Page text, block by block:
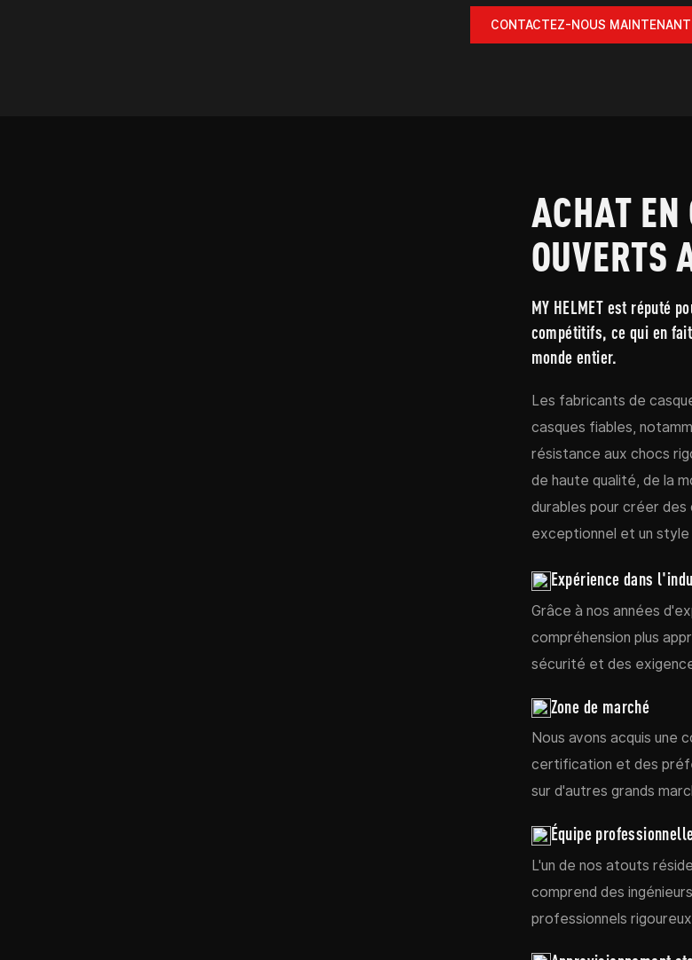
CONTACTEZ-NOUS
ACHAT EN
OUVERTS
MY HELMET est réputé
compétitifs, ce qui en
monde entier.
Les fabricants de
casques fiables,
résistance aux chocs
de haute qualité, de la
durables pour créer
exceptionnel et un
Expérience dans
Grâce à nos années
compréhension plus
sécurité et des
Zone de marché
Nous avons acquis une
certification et des
sur d'autres grands
Équipe
L'un de nos atouts
comprend des
professionnels